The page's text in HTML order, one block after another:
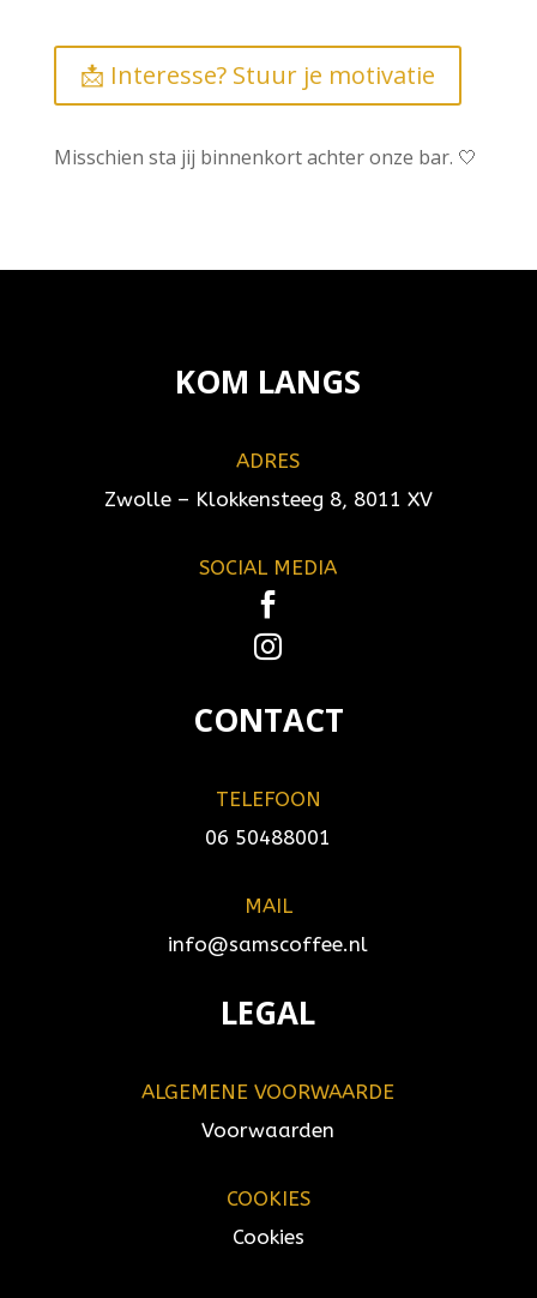
📩 Interesse? Stuur je motivatie
Misschien sta jij binnenkort achter onze bar. 🤍
KOM LANGS
ADRES
Zwolle – Klokkensteeg 8, 8011 XV
SOCIAL MEDIA


CONTACT
TELEFOON
06 50488001
MAIL
info@samscoffee.nl
LEGAL
ALGEMENE VOORWAARDE
Voorwaarden
COOKIES
Cookies